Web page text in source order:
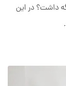
داشت؟ در این